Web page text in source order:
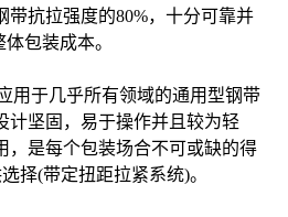
带抗拉强度的80%，十分可靠并
包装成本。
用于几乎所有领域的通用型钢带
计坚固，易于操作并且较为轻
，是每个包装场合不可或缺的得
择(带定扭距拉紧系统)。